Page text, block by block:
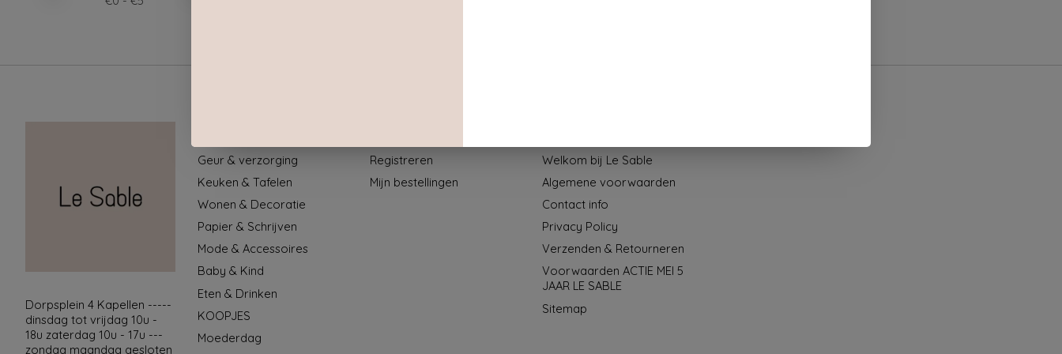
Dorpsplein 4 Kapellen -----
dinsdag tot vrijdag 10u -
18u zaterdag 10u - 17u ---
zondag maandag gesloten
Geur & verzorging
Keuken & Tafelen
Wonen & Decoratie
Papier & Schrijven
Mode & Accessoires
Baby & Kind
Eten & Drinken
KOOPJES
Moederdag
Registreren
Mijn bestellingen
Welkom bij Le Sable
Algemene voorwaarden
Contact info
Privacy Policy
Verzenden & Retourneren
Voorwaarden ACTIE MEI 5
JAAR LE SABLE
Sitemap